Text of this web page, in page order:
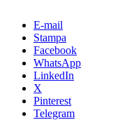
E-mail
Stampa
Facebook
WhatsApp
LinkedIn
X
Pinterest
Telegram